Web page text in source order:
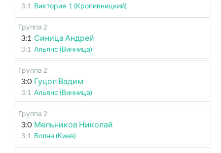
3:1 Виктория-1 (Кропивницкий)
Группа 2
3:1 Синица Андрей
3:1 Альянс (Винница)
Группа 2
3:0 Гуцол Вадим
3:1 Альянс (Винница)
Группа 2
3:0 Мельников Николай
3:1 Волна (Киев)